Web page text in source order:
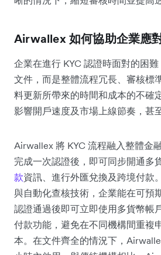
Airwallex 如何協助企業應
企業在進行 KYC 認證時面對的困
文件，而是整體流程冗長、審核標
料更新所帶來的時間和成本的不確
影響開戶速度及市場上線節奏，甚
Airwallex 將 KYC 流程融入整體金
完成一次認證後，即可同步開通多
款資訊、進行外匯兌換及跨境付款
與自動化查核技術，企業能在可預
認證通過後即可立即使用多貨幣帳
付款功能，避免在不同機構間重複
本。在文件齊全的情況下，